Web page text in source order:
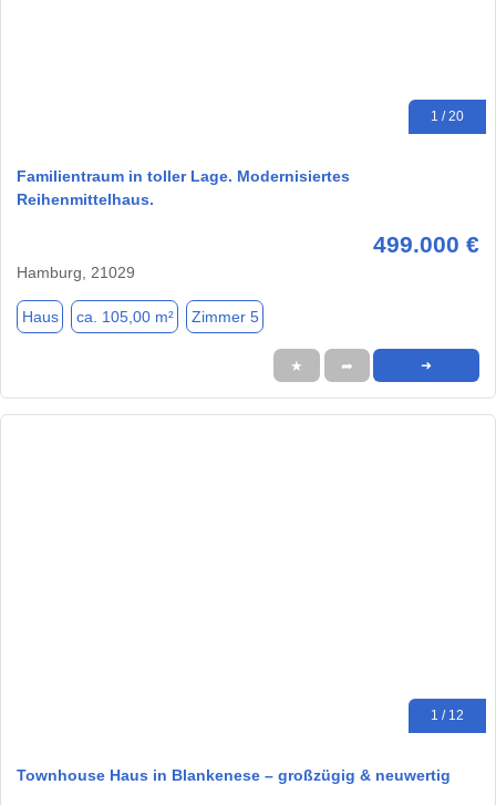
1 / 20
Familientraum in toller Lage. Modernisiertes
Reihenmittelhaus.
499.000 €
Hamburg, 21029
Haus ca. 105,00 m² Zimmer 5
★ ➦ ➜
1 / 12
Townhouse Haus in Blankenese – großzügig & neuwertig